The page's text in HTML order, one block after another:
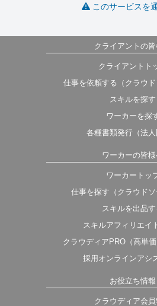
このサービスを
クライアントの
クライアントト
仕事を依頼する（クラウド
スキルを探す
ワーカーを探
各種書類発行（法人
ワーカーの皆
ワーカートッ
仕事を探す（クラウドソ
スキルを出品す
スキルアフィリエイ
クラウディアPRO（高単価
採用オンラインアシ
お役立ち情報
クラウディア会